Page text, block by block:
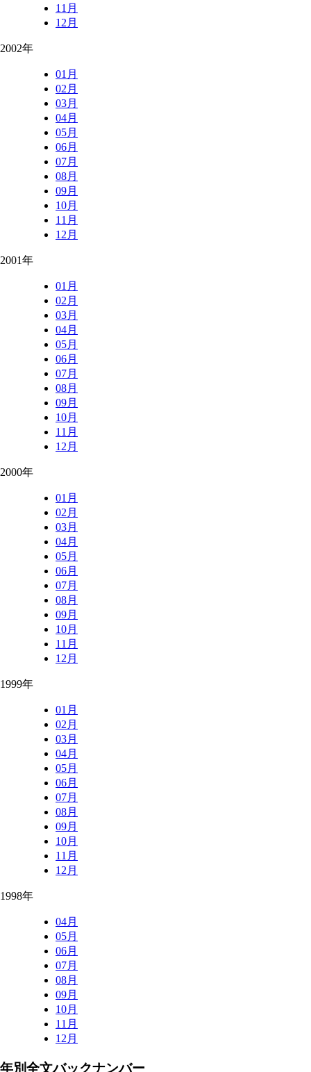
11月
12月
2002年
01月
02月
03月
04月
05月
06月
07月
08月
09月
10月
11月
12月
2001年
01月
02月
03月
04月
05月
06月
07月
08月
09月
10月
11月
12月
2000年
01月
02月
03月
04月
05月
06月
07月
08月
09月
10月
11月
12月
1999年
01月
02月
03月
04月
05月
06月
07月
08月
09月
10月
11月
12月
1998年
04月
05月
06月
07月
08月
09月
10月
11月
12月
年別全文バックナンバー